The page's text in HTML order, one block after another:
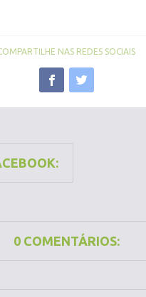
NAS REDES SOCIAIS
0 COMENTÁRIOS: